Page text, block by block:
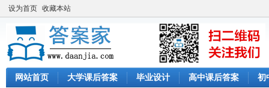
设为首页 收藏本站
网站首页 大学课后答案 毕业设计 高中课后答案 初